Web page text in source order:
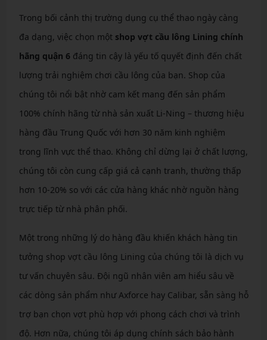
Trong bối cảnh thị trường dụng cụ thể thao ngày càng
đa dạng, việc chọn một shop vợt cầu lông Lining chính
hãng quận 6 đáng tin cậy là yếu tố quyết định đến chất
lượng trải nghiệm chơi cầu lông của bạn. Shop của
chúng tôi nổi bật nhờ cam kết mang đến sản phẩm
100% chính hãng từ nhà sản xuất Li-Ning – thương hiệu
hàng đầu Trung Quốc với hơn 30 năm kinh nghiệm
trong lĩnh vực thể thao. Không chỉ dừng lại ở chất lượng,
chúng tôi còn cung cấp giá cả cạnh tranh, thường thấp
hơn 10-20% so với các cửa hàng khác nhờ nguồn hàng
trực tiếp từ nhà phân phối.
Một trong những lý do hàng đầu khiến khách hàng tin
tưởng shop vợt cầu lông Lining của chúng tôi là dịch vụ
tư vấn chuyên sâu. Đội ngũ nhân viên am hiểu sâu về
các dòng sản phẩm như Axforce hay Calibar, sẵn sàng hỗ
trợ bạn chọn vợt phù hợp với phong cách chơi và trình
độ. Hơn nữa, chúng tôi áp dụng chính sách bảo hành